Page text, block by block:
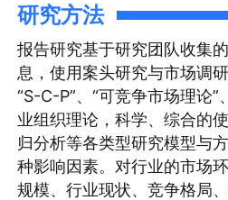
研究方法
报告研究基于研究团队收集
息，使用案头研究与市场调
“S-C-P”、“可竞争市场理论”
业组织理论，科学、综合的
归分析等各类型研究模型与
种影响因素。对行业的市场
规模、行业现状、竞争格局